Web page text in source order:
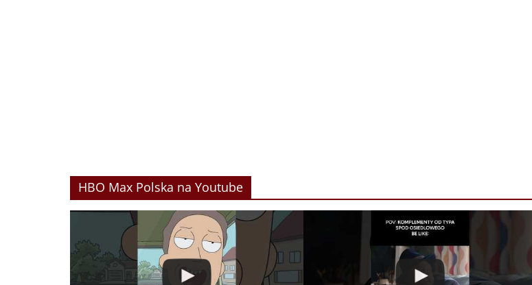
HBO Max Polska na Youtube